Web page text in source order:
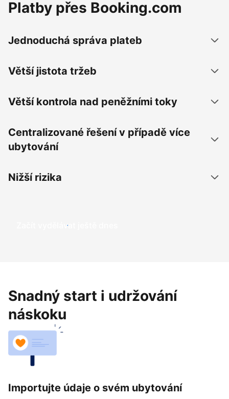
Platby přes Booking.com
Jednoduchá správa plateb
Větší jistota tržeb
Větší kontrola nad peněžními toky
Centralizované řešení v případě více
ubytování
Nižší rizika
Začít vydělávat ještě dnes
Snadný start i udržování
náskoku
Importujte údaje o svém ubytování